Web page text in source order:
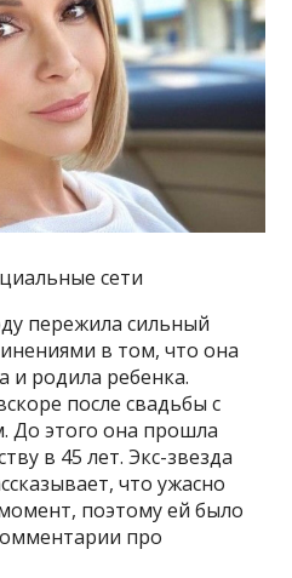
сети
пережила сильный
в том, что она
и родила ребенка.
после свадьбы с
До этого она прошла
в 45 лет. Экс-звезда
что ужасно
поэтому ей было
про